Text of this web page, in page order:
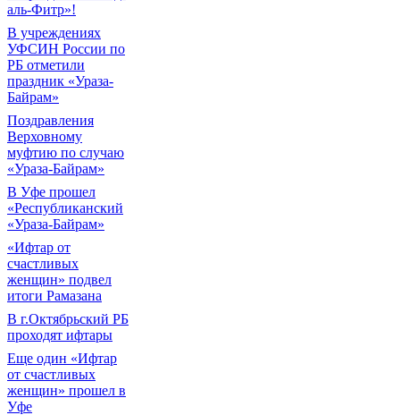
аль-Фитр»!
В учреждениях
УФСИН России по
РБ отметили
праздник «Ураза-
Байрам»
Поздравления
Верховному
муфтию по случаю
«Ураза-Байрам»
В Уфе прошел
«Республиканский
«Ураза-Байрам»
«Ифтар от
счастливых
женщин» подвел
итоги Рамазана
В г.Октябрьский РБ
проходят ифтары
Еще один «Ифтар
от счастливых
женщин» прошел в
Уфе